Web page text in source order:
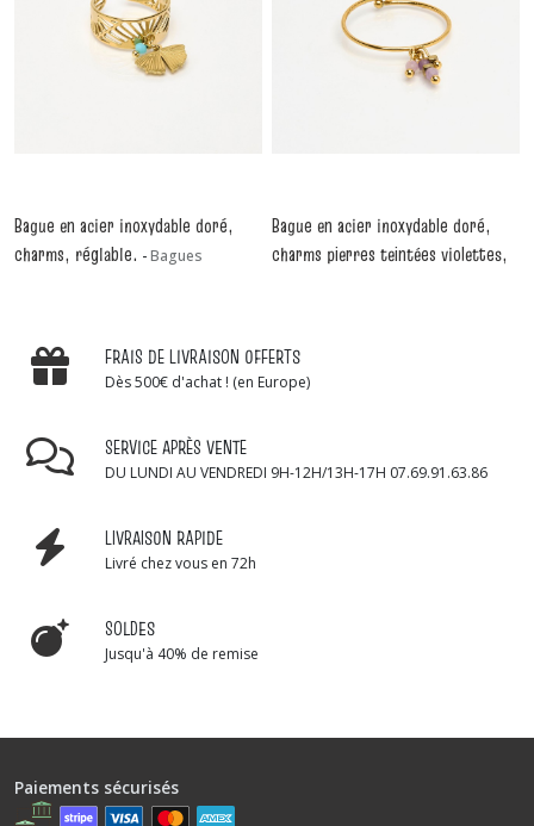
Bague en acier inoxydable doré,
charms, réglable. -Bagues
Bague en acier inoxydable doré,
charms pierres teintées violettes,
FRAIS DE LIVRAISON OFFERTS
Dès 500€ d'achat ! (en Europe)
SERVICE APRÈS VENTE
DU LUNDI AU VENDREDI 9H-12H/13H-17H 07.69.91.63.86
LIVRAISON RAPIDE
Livré chez vous en 72h
SOLDES
Jusqu'à 40% de remise
Paiements sécurisés